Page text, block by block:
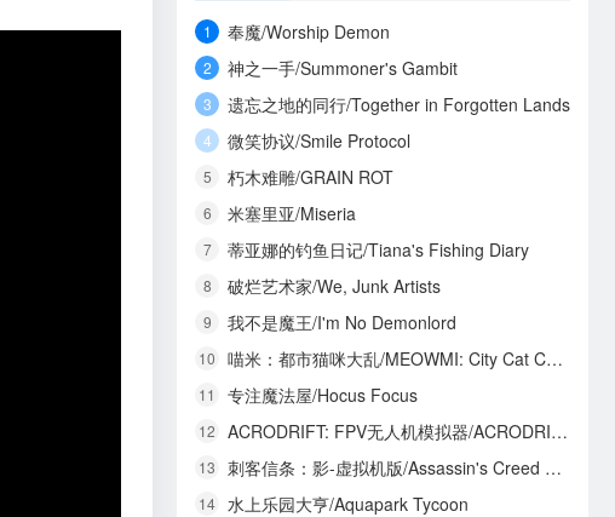
1 奉魔/Worship Demon
2 神之一手/Summoner's Gambit
3 遗忘之地的同行/Together in Forgotten Lands
4 微笑协议/Smile Protocol
5 朽木难雕/GRAIN ROT
6 米塞里亚/Miseria
7 蒂亚娜的钓鱼日记/Tiana's Fishing Diary
8 破烂艺术家/We, Junk Artists
9 我不是魔王/I'm No Demonlord
10 喵米：都市猫咪大乱/MEOWMI: City Cat Chaos
11 专注魔法屋/Hocus Focus
12 ACRODRIFT: FPV无人机模拟器/ACRODRIFT: FPV Drone Simulator
13 刺客信条：影-虚拟机版/Assassin's Creed Shadows HYPERVISOR
14 水上乐园大亨/Aquapark Tycoon